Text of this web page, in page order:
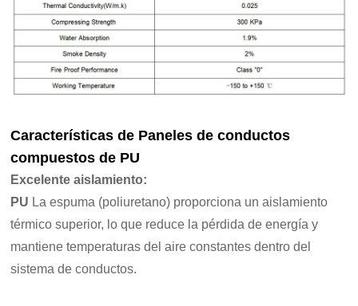
Características de Paneles de conductos
compuestos de PU
Excelente aislamiento:
PU La espuma (poliuretano) proporciona un aislamiento
térmico superior, lo que reduce la pérdida de energía y
mantiene temperaturas del aire constantes dentro del
sistema de conductos.